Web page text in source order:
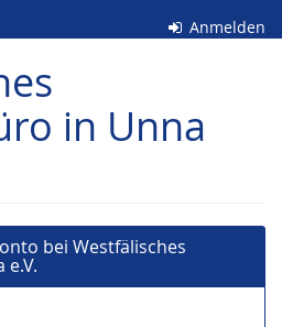
Anmelden
in Unna
bei Westfälisches